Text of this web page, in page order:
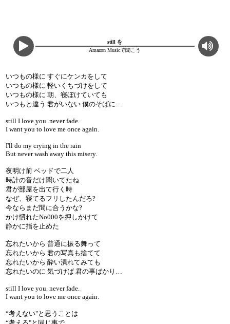
still を
Amazon Musicで聞こう
いつもの様に すぐにケンカをして
いつもの様に 軽いくちづけをして
いつもの様に 朝、寝ぼけていても
いつもと違う 君がいない 僕のそばに…
still I love you. never fade.
I want you to love me once again.
I'll do my crying in the rain
But never wash away this misery.
夜明け前 ベッドで二人
時計の音だけ聞いてたね
君が部屋を出て行く時
なぜ、寝てるフリしたんだろ?
今ならまだ間に合うかな?
かけ慣れたNo000を押しかけて
静かに指を止めた
忘れたいから 普通に振る舞って
忘れたいから 君の写真も捨てて
忘れたいから 酔い潰れてみても
忘れたいのに 気づけば 君の事ばかり…
still I love you. never fade.
I want you to love me once again.
“考えない"と思うことは